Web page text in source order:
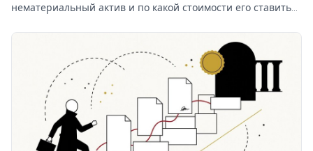
нематериальный актив и по какой стоимости его ставить
при отказе Роспатента затраты на учёт товарных знаков